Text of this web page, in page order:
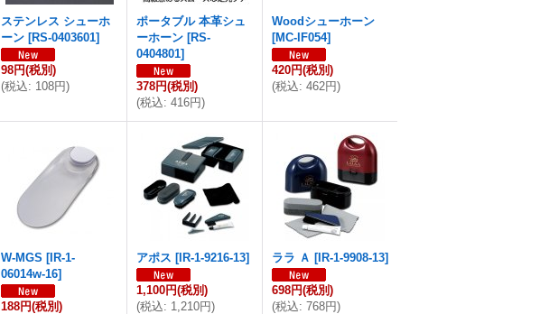
ステンレス シューホ
ーン [RS-0403601]
98円(税別)
(税込: 108円)
ポータブル 本革シュ
ーホーン [RS-
0404801]
378円(税別)
(税込: 416円)
Woodシューホーン
[MC-IF054]
420円(税別)
(税込: 462円)
W-MGS [IR-1-
06014w-16]
188円(税別)
アポス [IR-1-9216-13]
1,100円(税別)
(税込: 1,210円)
ララ Ａ [IR-1-9908-13]
698円(税別)
(税込: 768円)